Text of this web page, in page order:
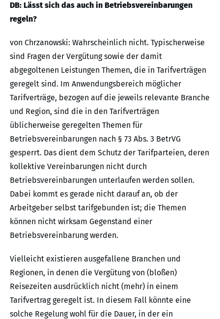
DB: Lässt sich das auch in Betriebsvereinbarungen
regeln?
von Chrzanowski: Wahrscheinlich nicht. Typischerweise
sind Fragen der Vergütung sowie der damit
abgegoltenen Leistungen Themen, die in Tarifverträgen
geregelt sind. Im Anwendungsbereich möglicher
Tarifverträge, bezogen auf die jeweils relevante Branche
und Region, sind die in den Tarifverträgen
üblicherweise geregelten Themen für
Betriebsvereinbarungen nach § 73 Abs. 3 BetrVG
gesperrt. Das dient dem Schutz der Tarifparteien, deren
kollektive Vereinbarungen nicht durch
Betriebsvereinbarungen unterlaufen werden sollen.
Dabei kommt es gerade nicht darauf an, ob der
Arbeitgeber selbst tarifgebunden ist; die Themen
können nicht wirksam Gegenstand einer
Betriebsvereinbarung werden.
Vielleicht existieren ausgefallene Branchen und
Regionen, in denen die Vergütung von (bloßen)
Reisezeiten ausdrücklich nicht (mehr) in einem
Tarifvertrag geregelt ist. In diesem Fall könnte eine
solche Regelung wohl für die Dauer, in der ein